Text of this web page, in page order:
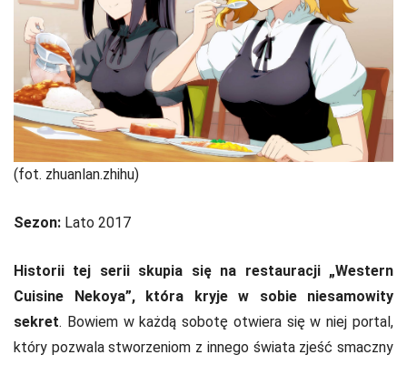
(fot. zhuanlan.zhihu)
Sezon: Lato 2017
Historii tej serii skupia się na restauracji „Western
Cuisine Nekoya”, która kryje w sobie niesamowity
sekret. Bowiem w każdą sobotę otwiera się w niej portal,
który pozwala stworzeniom z innego świata zjeść smaczny